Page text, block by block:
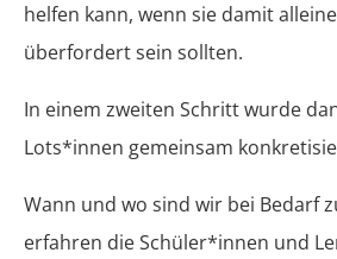
helfen kann, wenn sie damit
überfordert sein sollten.
In einem zweiten Schritt wurde
Lots*innen gemeinsam
Wann und wo sind wir bei Bedarf
erfahren die Schüler*innen und